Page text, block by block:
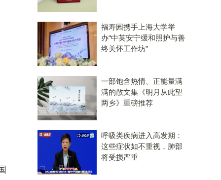
福寿园携手上海大学举
办“中英安宁缓和照护与善
终关怀工作坊”
一部饱含热情、正能量满
满的散文集《明月从此望
两乡》重磅推荐
呼吸类疾病进入高发期：
这些症状如不重视，肺部
将受损严重